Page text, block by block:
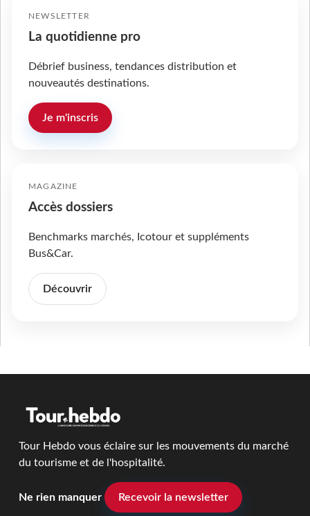
NEWSLETTER
La quotidienne pro
Débrief business, tendances distribution et
nouveautés destinations.
Je m'inscris
MAGAZINE
Accès dossiers
Benchmarks marchés, Icotour et suppléments
Bus&Car.
Découvrir
Tour Hebdo vous éclaire sur les mouvements du marché
du tourisme et de l'hospitalité.
Ne rien manquer Recevoir la newsletter